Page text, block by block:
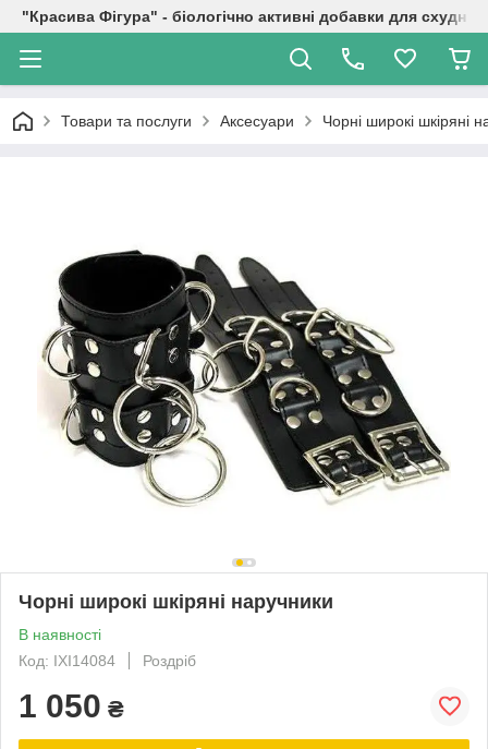
"Красива Фігура" - біологічно активні добавки для
Товари та послуги Аксесуари Чорні широкі шкіряні
Чорні широкі шкіряні наручники
В наявності
Код: IXI14084
Роздріб
1 050 ₴